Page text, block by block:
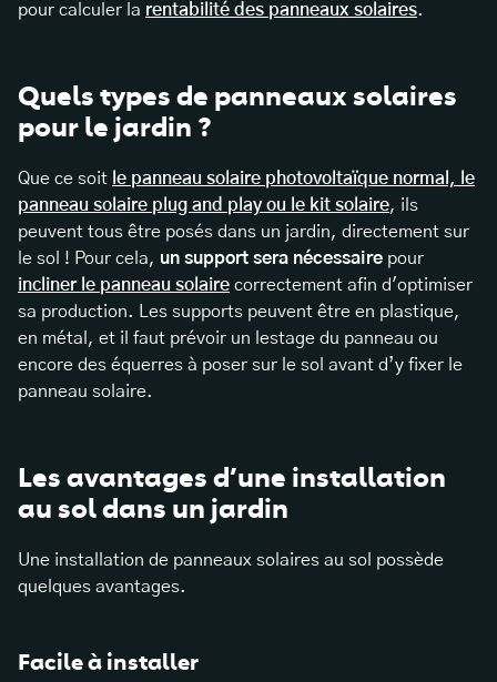
pour calculer la rentabilité des panneaux solaires.
Quels types de panneaux solaires
pour le jardin ?
Que ce soit le panneau solaire photovoltaïque normal, le
panneau solaire plug and play ou le kit solaire, ils
peuvent tous être posés dans un jardin, directement sur
le sol ! Pour cela, un support sera nécessaire pour
incliner le panneau solaire correctement afin d'optimiser
sa production. Les supports peuvent être en plastique,
en métal, et il faut prévoir un lestage du panneau ou
encore des équerres à poser sur le sol avant d’y fixer le
panneau solaire.
Les avantages d’une installation
au sol dans un jardin
Une installation de panneaux solaires au sol possède
quelques avantages.
Facile à installer